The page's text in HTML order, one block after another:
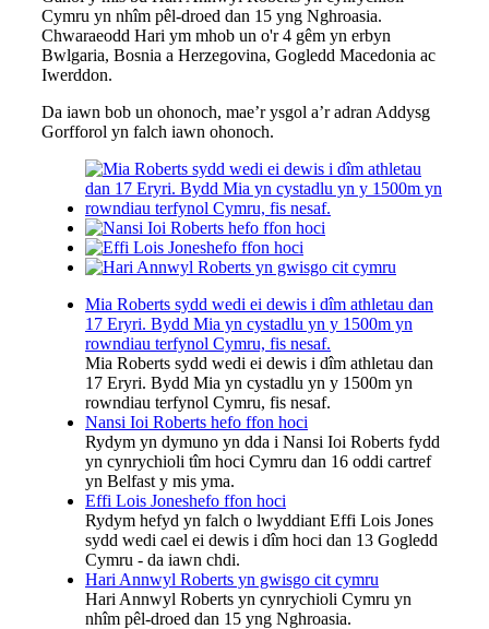
Cymru yn nhîm pêl-droed dan 15 yng Nghroasia.
Chwaraeodd Hari ym mhob un o'r 4 gêm yn erbyn
Bwlgaria, Bosnia a Herzegovina, Gogledd Macedonia ac
Iwerddon.
Da iawn bob un ohonoch, mae’r ysgol a’r adran Addysg
Gorfforol yn falch iawn ohonoch.
Mia Roberts sydd wedi ei dewis i dîm athletau dan
17 Eryri. Bydd Mia yn cystadlu yn y 1500m yn
rowndiau terfynol Cymru, fis nesaf.
Mia Roberts sydd wedi ei dewis i dîm athletau dan
17 Eryri. Bydd Mia yn cystadlu yn y 1500m yn
rowndiau terfynol Cymru, fis nesaf.
Nansi Ioi Roberts hefo ffon hoci
Rydym yn dymuno yn dda i Nansi Ioi Roberts fydd
yn cynrychioli tîm hoci Cymru dan 16 oddi cartref
yn Belfast y mis yma.
Effi Lois Joneshefo ffon hoci
Rydym hefyd yn falch o lwyddiant Effi Lois Jones
sydd wedi cael ei dewis i dîm hoci dan 13 Gogledd
Cymru - da iawn chdi.
Hari Annwyl Roberts yn gwisgo cit cymru
Hari Annwyl Roberts yn cynrychioli Cymru yn
nhîm pêl-droed dan 15 yng Nghroasia.